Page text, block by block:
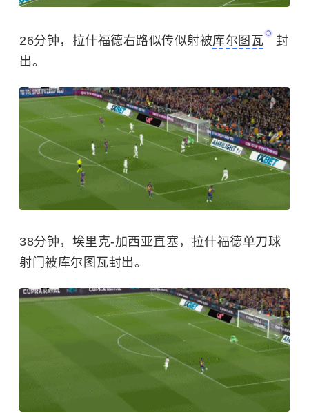
26分钟，拉什福德右路似传似射被库尔图瓦
封
出。
38分钟，埃里克-加西亚直塞，拉什福德单刀球
射门被库尔图瓦封出。